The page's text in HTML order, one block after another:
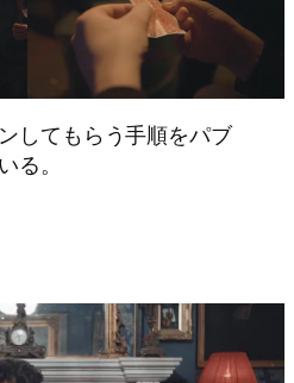
してもらう手順をパブ
る。